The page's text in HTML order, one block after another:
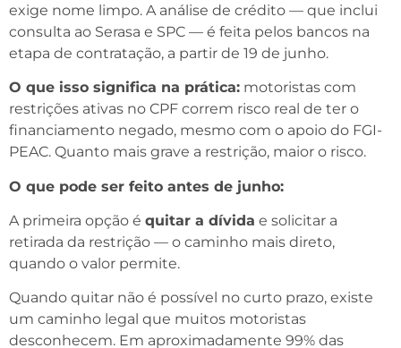
exige nome limpo. A análise de crédito — que inclui
consulta ao Serasa e SPC — é feita pelos bancos na
etapa de contratação, a partir de 19 de junho.
O que isso significa na prática: motoristas com
restrições ativas no CPF correm risco real de ter o
financiamento negado, mesmo com o apoio do FGI-
PEAC. Quanto mais grave a restrição, maior o risco.
O que pode ser feito antes de junho:
A primeira opção é quitar a dívida e solicitar a
retirada da restrição — o caminho mais direto,
quando o valor permite.
Quando quitar não é possível no curto prazo, existe
um caminho legal que muitos motoristas
desconhecem. Em aproximadamente 99% das